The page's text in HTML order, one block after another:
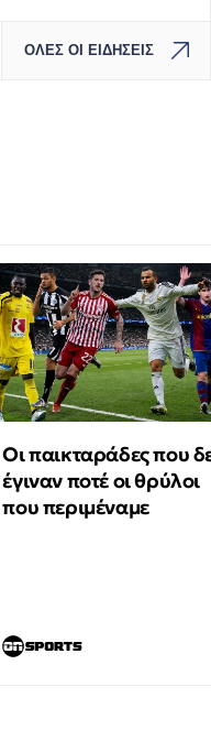
ΟΛΕΣ ΟΙ ΕΙΔΗΣΕΙΣ
Οι παικταράδες που
έγιναν ποτέ οι θρύλοι
που περιμέναμε